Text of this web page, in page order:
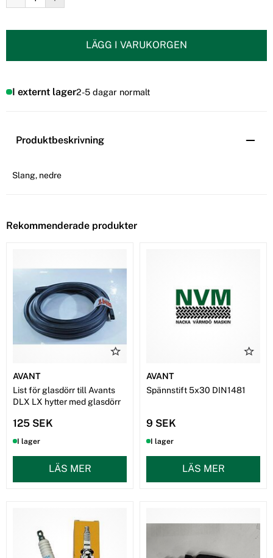
LÄGG I VARUKORGEN
I externt lager2-5 dagar normalt
Produktbeskrivning
Slang, nedre
Rekommenderade produkter
AVANT
List för glasdörr till Avants
DLX LX hytter med glasdörr
125 SEK
I lager
LÄS MER
AVANT
Spännstift 5x30 DIN1481
9 SEK
I lager
LÄS MER